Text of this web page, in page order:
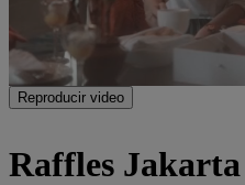
Reproducir video
Raffles Jakarta